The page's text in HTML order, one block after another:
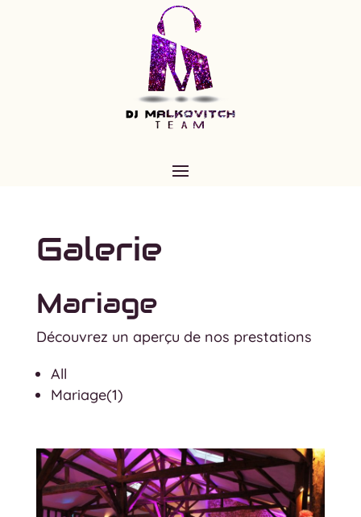
Galerie
Mariage
Découvrez un aperçu de nos prestations
All
Mariage(1)